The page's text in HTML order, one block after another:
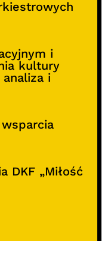
i
kultury
i
DKF „Miłość